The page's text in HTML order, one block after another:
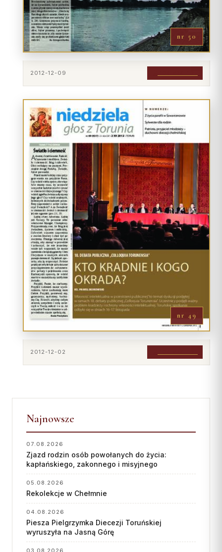
nr 50
2012-12-09
nr 49
2012-12-02
Najnowsze
07.08.2026
Zjazd rodzin osób powołanych do życia:
kapłańskiego, zakonnego i misyjnego
05.08.2026
Rekolekcje w Chełmnie
04.08.2026
Piesza Pielgrzymka Diecezji Toruńskiej
wyruszyła na Jasną Górę